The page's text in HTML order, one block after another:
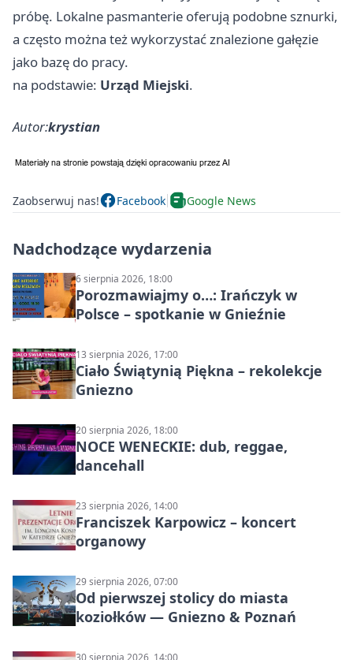
próbę. Lokalne pasmanterie oferują podobne sznurki,
a często można też wykorzystać znalezione gałęzie
jako bazę do pracy.
na podstawie: Urząd Miejski.
Autor:krystian
Zaobserwuj nas! Facebook Google News
Nadchodzące wydarzenia
6 sierpnia 2026, 18:00
Porozmawiajmy o…: Irańczyk w
Polsce – spotkanie w Gnieźnie
13 sierpnia 2026, 17:00
Ciało Świątynią Piękna – rekolekcje
Gniezno
20 sierpnia 2026, 18:00
NOCE WENECKIE: dub, reggae,
dancehall
23 sierpnia 2026, 14:00
Franciszek Karpowicz – koncert
organowy
29 sierpnia 2026, 07:00
Od pierwszej stolicy do miasta
koziołków — Gniezno & Poznań